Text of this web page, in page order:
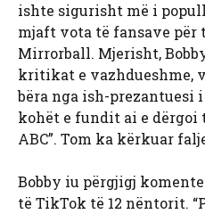
ishte sigurisht më i
mjaft vota të fansave për
Mirrorball. Mjerisht,
kritikat e vazhdueshme,
bëra nga ish-prezantuesi i
kohët e fundit ai e dërgoi
ABC”. Tom ka kërkuar
Bobby iu përgjigj
të TikTok të 12 nëntorit.